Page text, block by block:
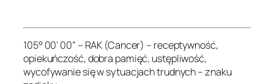
105° 00’ 00” – RAK (Cancer) – receptywność,
opiekuńczość, dobra pamięć, ustępliwość,
wycofywanie się w sytuacjach trudnych – znaku